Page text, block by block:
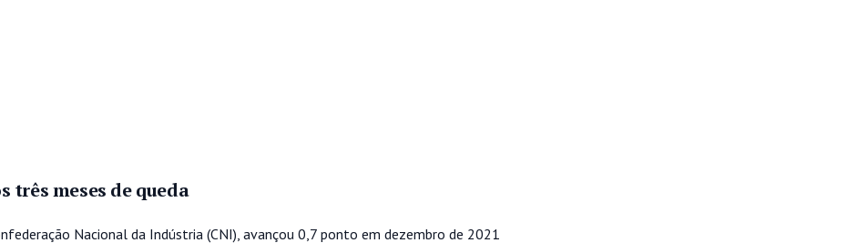
meses de queda
Nacional da Indústria (CNI), avançou 0,7 ponto em dezembro de 2021